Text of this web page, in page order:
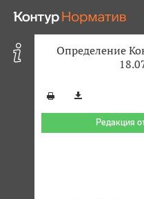
Определение
Редакция